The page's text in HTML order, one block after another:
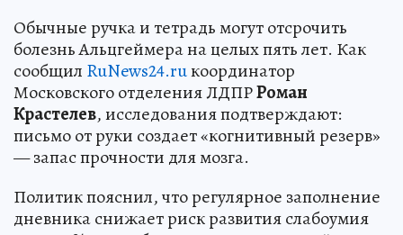
Обычные ручка и тетрадь могут отсрочить
болезнь Альцгеймера на целых пять лет. Как
сообщил RuNews24.ruкоординатор
Московского отделения ЛДПРРоман
Крастелев, исследования подтверждают:
письмо от руки создает «когнитивный резерв»
— запас прочности для мозга.
Политик пояснил, что регулярное заполнение
дневника снижает риск развития слабоумия